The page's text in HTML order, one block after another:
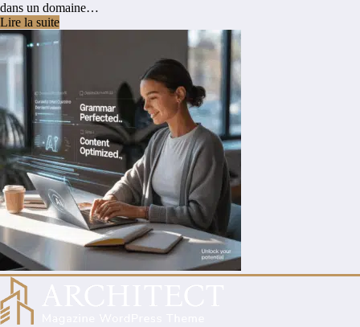
dans un domaine…
Lire la suite